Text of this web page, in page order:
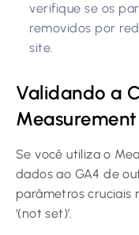
verifique se os
removidos por
site.
Validando a
Se você utiliza o
dados ao GA4 de
parâmetros cruciais
‘(not set)’.